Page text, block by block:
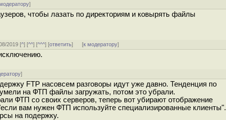
]
чтобы лазать по директориям и ковырять файлы
2019 [^] [^^] [^^^] [ответить] [к модератору]
]
FTP насовсем разговоры идут уже давно. Тенденция по
на ФТП файлы загружать, потом это убрали.
ФТП со своих серверов, теперь вот убирают отображение
вам нужен ФТП используйте специализированные клиенты".
на подержку.